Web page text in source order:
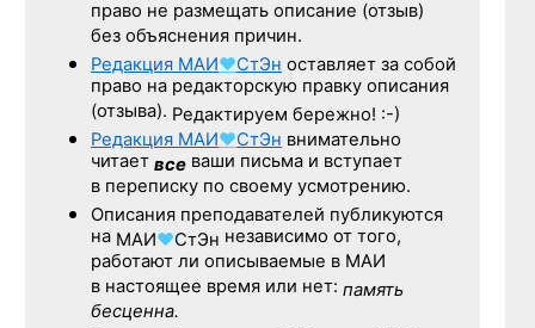
право не размещать описание (отзыв)
без объяснения причин.
Редакция МАИ♥СтЭн оставляет за собой
право на редакторскую правку описания
(отзыва). Редактируем бережно! :-)
Редакция МАИ♥СтЭн внимательно
читает все ваши письма и вступает
в переписку по своему усмотрению.
Описания преподавателей публикуются
на МАИ♥СтЭн независимо от того,
работают ли описываемые в МАИ
в настоящее время или нет: память
бесценна.